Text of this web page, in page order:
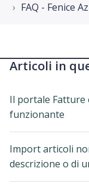
FAQ - Fenice
Articoli in
Il portale
funzionante
Import articoli
descrizione o di